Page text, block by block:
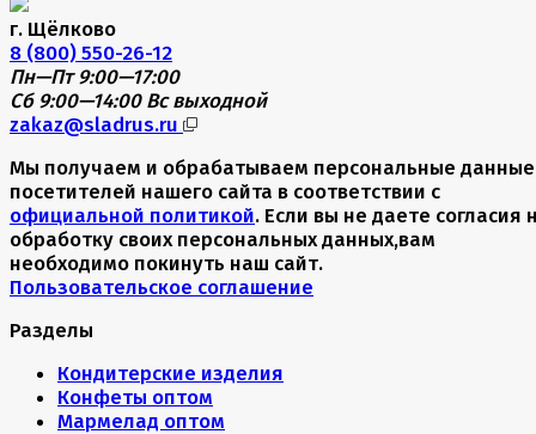
г. Щёлково
8 (800) 550-26-12
Пн—Пт 9:00—17:00
Сб 9:00—14:00 Вс выходной
zakaz@sladrus.ru
Мы получаем и обрабатываем персональные данные
посетителей нашего сайта в соответствии с
официальной политикой. Если вы не даете согласия
обработку своих персональных данных,вам
необходимо покинуть наш сайт.
Пользовательское соглашение
Разделы
Кондитерские изделия
Конфеты оптом
Мармелад оптом